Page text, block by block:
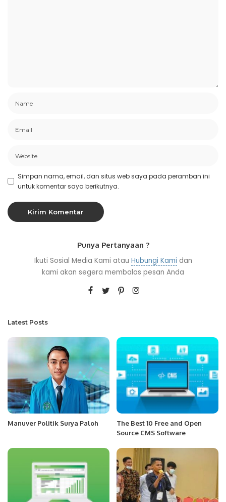
Simpan nama, email, dan situs web saya pada peramban ini
untuk komentar saya berikutnya.
Punya Pertanyaan ?
Ikuti Sosial Media Kami atau Hubungi Kami dan
kami akan segera membalas pesan Anda
Latest Posts
Manuver Politik Surya Paloh
The Best 10 Free and Open
Source CMS Software